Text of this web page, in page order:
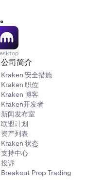
性订单簿路由您的订单
稀薄的原生订单簿更窄
公司简介
Kraken 安全措施
Kraken 职位
Kraken 博客
Kraken开发者
新闻发布室
联盟计划
资产列表
Kraken 状态
支持中心
投诉
Breakout Prop Trading